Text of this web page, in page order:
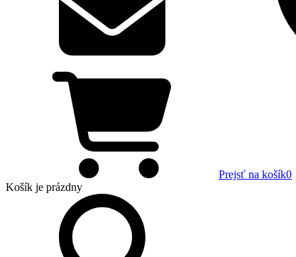
Prejsť na košík0
Košík je prázdny